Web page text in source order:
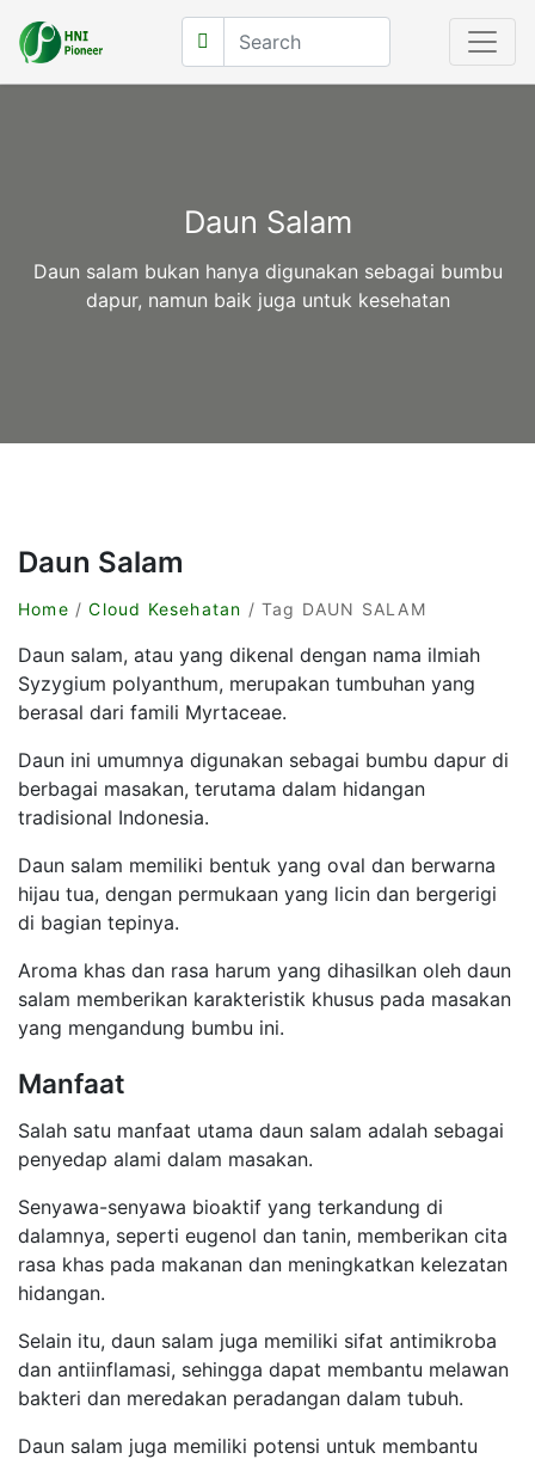
Daun Salam
Daun salam bukan hanya digunakan sebagai bumbu
dapur, namun baik juga untuk kesehatan
Daun Salam
Home /Cloud Kesehatan / Tag DAUN SALAM
Daun salam, atau yang dikenal dengan nama ilmiah
Syzygium polyanthum, merupakan tumbuhan yang
berasal dari famili Myrtaceae.
Daun ini umumnya digunakan sebagai bumbu dapur di
berbagai masakan, terutama dalam hidangan
tradisional Indonesia.
Daun salam memiliki bentuk yang oval dan berwarna
hijau tua, dengan permukaan yang licin dan bergerigi
di bagian tepinya.
Aroma khas dan rasa harum yang dihasilkan oleh daun
salam memberikan karakteristik khusus pada masakan
yang mengandung bumbu ini.
Manfaat
Salah satu manfaat utama daun salam adalah sebagai
penyedap alami dalam masakan.
Senyawa-senyawa bioaktif yang terkandung di
dalamnya, seperti eugenol dan tanin, memberikan cita
rasa khas pada makanan dan meningkatkan kelezatan
hidangan.
Selain itu, daun salam juga memiliki sifat antimikroba
dan antiinflamasi, sehingga dapat membantu melawan
bakteri dan meredakan peradangan dalam tubuh.
Daun salam juga memiliki potensi untuk membantu